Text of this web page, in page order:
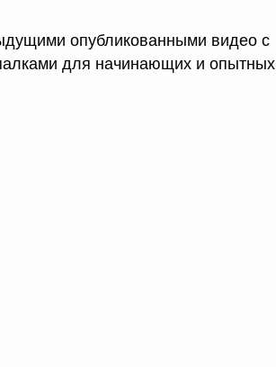
опубликованными видео с
для начинающих и опытных